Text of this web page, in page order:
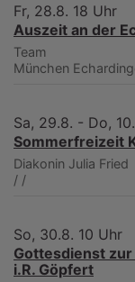
Fr, 28.8. 18 Uhr
Auszeit an der
Team
München
Sa, 29.8. - Do,
Sommerfreizeit
Diakonin Julia Fried
/ /
So, 30.8. 10 Uhr
Gottesdienst
i.R. Göpfert